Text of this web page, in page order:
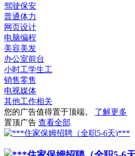
驾驶保安
普通体力
网页设计
电脑编程
美容美发
办公室前台
小时工学生工
销售零售
电视媒体
其他工作相关
您的广告值得置于顶端。 了解更多
置顶广告 查看全部